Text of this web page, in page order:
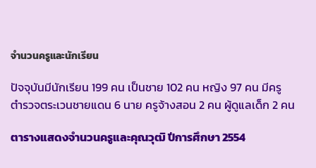
จำนวนครูและนักเรียน
ปัจจุบันมีนักเรียน 199 คน เป็นชาย 102 คน หญิง 97 คน มีครู
ตำรวจตระเวนชายแดน 6 นาย ครูจ้างสอน 2 คน ผู้ดูแลเด็ก 2 คน
ตารางแสดงจำนวนครูและคุณวุฒิ ปีการศึกษา2554